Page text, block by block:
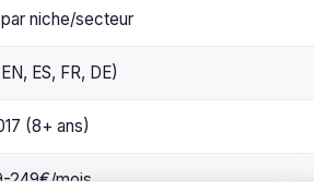
par niche/secteur
ES, FR, DE)
(8+ ans)
249€/mois